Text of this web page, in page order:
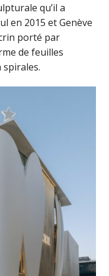
qu’il a
en 2015 et Genève
porté par
de feuilles